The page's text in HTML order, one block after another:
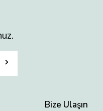
Bize Ulaşın